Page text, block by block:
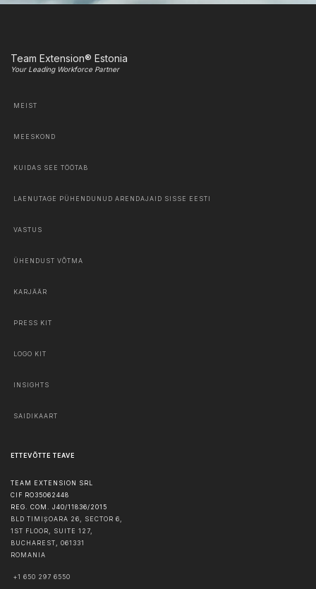
Team Extension® Estonia
Your Leading Workforce Partner
MEIST
MEESKOND
KUIDAS SEE TÖÖTAB
LAENUTAGE PÜHENDUNUD ARENDAJAID SISSE EESTI
VASTUS
ÜHENDUST VÕTMA
KARJÄÄR
PRESS KIT
LOGO KIT
INSIGHTS
SAIDIKAART
ETTEVÕTTE TEAVE
TEAM EXTENSION SRL
CIF RO35062448
REG. COM. J40/11836/2015
BLD TIMIȘOARA 26, SECTOR 6,
1ST FLOOR, SUITE 127,
BUCHAREST, 061331
ROMANIA
+1 650 297 6550